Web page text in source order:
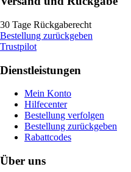
30 Tage Rückgaberecht
Bestellung zurückgeben
Trustpilot
Dienstleistungen
Mein Konto
Hilfecenter
Bestellung verfolgen
Bestellung zurückgeben
Rabattcodes
Über uns